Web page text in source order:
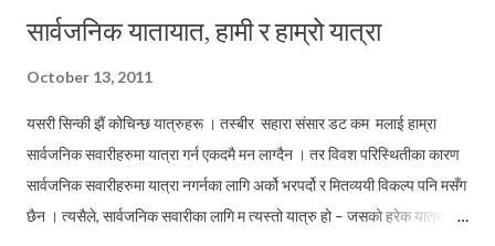
सार्वजनिक यातायात, हामी र हाम्रो यात्रा
October 13, 2011
यसरी सिन्की झैं कोचिन्छ यात्रुहरू । तस्बीर सहारा संसार डट कम मलाई हाम्रा
सार्वजनिक सवारीहरुमा यात्रा गर्न एकदमै मन लाग्दैन । तर विवश परिस्थितीका कारण
सार्वजनिक सवारीहरुमा यात्रा नगर्नका लागि अर्को भरपर्दो र मितव्ययी विकल्प पनि मसँग
छैन । त्यसैले, सार्वजनिक सवारीका लागि म त्यस्तो यात्रु हो – जसको हरेक यात्राको